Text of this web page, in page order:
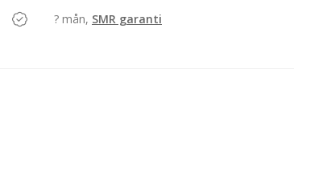
? mån, SMR garanti